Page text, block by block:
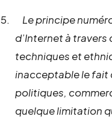
5. Le principe
d’Internet à
techniques et
inacceptable le fait
politiques,
quelque limitation